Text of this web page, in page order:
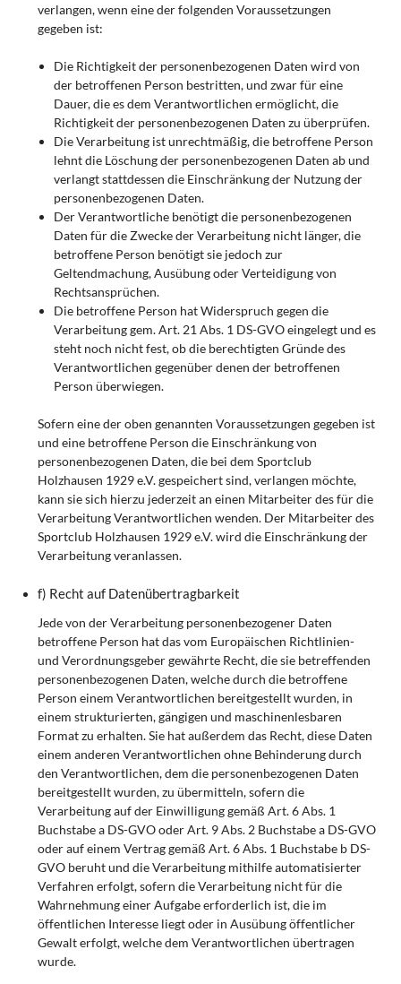
verlangen, wenn eine der folgenden Voraussetzungen
gegeben ist:
Die Richtigkeit der personenbezogenen Daten wird von
der betroffenen Person bestritten, und zwar für eine
Dauer, die es dem Verantwortlichen ermöglicht, die
Richtigkeit der personenbezogenen Daten zu überprüfen.
Die Verarbeitung ist unrechtmäßig, die betroffene Person
lehnt die Löschung der personenbezogenen Daten ab und
verlangt stattdessen die Einschränkung der Nutzung der
personenbezogenen Daten.
Der Verantwortliche benötigt die personenbezogenen
Daten für die Zwecke der Verarbeitung nicht länger, die
betroffene Person benötigt sie jedoch zur
Geltendmachung, Ausübung oder Verteidigung von
Rechtsansprüchen.
Die betroffene Person hat Widerspruch gegen die
Verarbeitung gem. Art. 21 Abs. 1 DS-GVO eingelegt und es
steht noch nicht fest, ob die berechtigten Gründe des
Verantwortlichen gegenüber denen der betroffenen
Person überwiegen.
Sofern eine der oben genannten Voraussetzungen gegeben ist
und eine betroffene Person die Einschränkung von
personenbezogenen Daten, die bei dem Sportclub
Holzhausen 1929 e.V. gespeichert sind, verlangen möchte,
kann sie sich hierzu jederzeit an einen Mitarbeiter des für die
Verarbeitung Verantwortlichen wenden. Der Mitarbeiter des
Sportclub Holzhausen 1929 e.V. wird die Einschränkung der
Verarbeitung veranlassen.
f) Recht auf Datenübertragbarkeit
Jede von der Verarbeitung personenbezogener Daten
betroffene Person hat das vom Europäischen Richtlinien-
und Verordnungsgeber gewährte Recht, die sie betreffenden
personenbezogenen Daten, welche durch die betroffene
Person einem Verantwortlichen bereitgestellt wurden, in
einem strukturierten, gängigen und maschinenlesbaren
Format zu erhalten. Sie hat außerdem das Recht, diese Daten
einem anderen Verantwortlichen ohne Behinderung durch
den Verantwortlichen, dem die personenbezogenen Daten
bereitgestellt wurden, zu übermitteln, sofern die
Verarbeitung auf der Einwilligung gemäß Art. 6 Abs. 1
Buchstabe a DS-GVO oder Art. 9 Abs. 2 Buchstabe a DS-GVO
oder auf einem Vertrag gemäß Art. 6 Abs. 1 Buchstabe b DS-
GVO beruht und die Verarbeitung mithilfe automatisierter
Verfahren erfolgt, sofern die Verarbeitung nicht für die
Wahrnehmung einer Aufgabe erforderlich ist, die im
öffentlichen Interesse liegt oder in Ausübung öffentlicher
Gewalt erfolgt, welche dem Verantwortlichen übertragen
wurde.